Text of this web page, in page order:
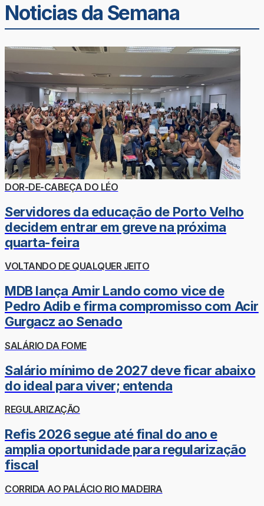
Noticias da Semana
DOR-DE-CABEÇA DO LÉO
Servidores da educação de Porto Velho
decidem entrar em greve na próxima
quarta-feira
VOLTANDO DE QUALQUER JEITO
MDB lança Amir Lando como vice de
Pedro Adib e firma compromisso com Acir
Gurgacz ao Senado
SALÁRIO DA FOME
Salário mínimo de 2027 deve ficar abaixo
do ideal para viver; entenda
REGULARIZAÇÃO
Refis 2026 segue até final do ano e
amplia oportunidade para regularização
fiscal
CORRIDA AO PALÁCIO RIO MADEIRA